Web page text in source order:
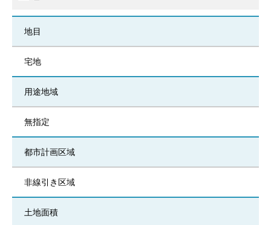
地目
宅地
用途地域
無指定
都市計画区域
非線引き区域
土地面積